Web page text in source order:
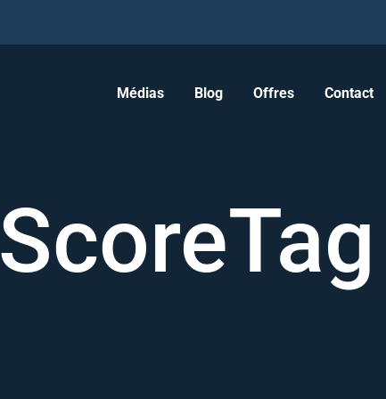
Médias Blog Offres Contact
ScoreTag